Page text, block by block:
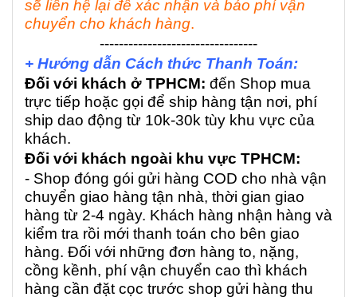
sẽ liên hệ lại để xác nhận và báo phí vận
chuyển cho khách hàng.
---------------------------------
+ Hướng dẫn Cách thức Thanh Toán:
Đối với khách ở TPHCM: đến Shop mua
trực tiếp hoặc gọi để ship hàng tận nơi, phí
ship dao động từ 10k-30k tùy khu vực của
khách.
Đối với khách ngoài khu vực TPHCM:
- Shop đóng gói gửi hàng COD cho nhà vận
chuyển giao hàng tận nhà, thời gian giao
hàng từ 2-4 ngày. Khách hàng nhận hàng và
kiểm tra rồi mới thanh toán cho bên giao
hàng. Đối với những đơn hàng to, nặng,
cồng kềnh, phí vận chuyển cao thì khách
hàng cần đặt cọc trước shop gửi hàng thu